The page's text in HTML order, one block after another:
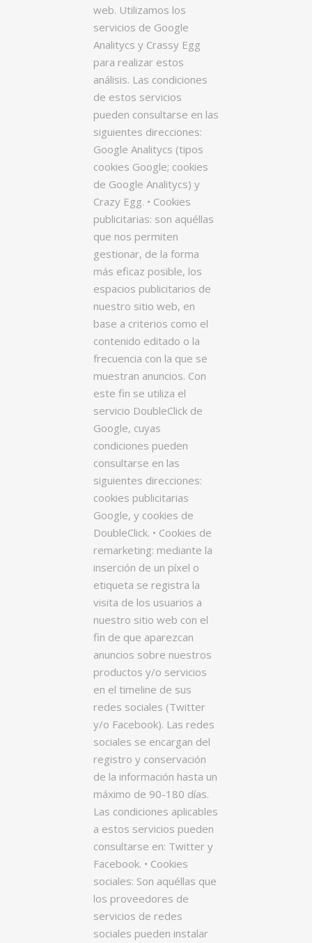
web. Utilizamos los
servicios de Google
Analitycs y Crassy Egg
para realizar estos
análisis. Las condiciones
de estos servicios
pueden consultarse en las
siguientes direcciones:
Google Analitycs (tipos
cookies Google; cookies
de Google Analitycs) y
Crazy Egg. • Cookies
publicitarias: son aquéllas
que nos permiten
gestionar, de la forma
más eficaz posible, los
espacios publicitarios de
nuestro sitio web, en
base a criterios como el
contenido editado o la
frecuencia con la que se
muestran anuncios. Con
este fin se utiliza el
servicio DoubleClick de
Google, cuyas
condiciones pueden
consultarse en las
siguientes direcciones:
cookies publicitarias
Google, y cookies de
DoubleClick. • Cookies de
remarketing: mediante la
inserción de un píxel o
etiqueta se registra la
visita de los usuarios a
nuestro sitio web con el
fin de que aparezcan
anuncios sobre nuestros
productos y/o servicios
en el timeline de sus
redes sociales (Twitter
y/o Facebook). Las redes
sociales se encargan del
registro y conservación
de la información hasta un
máximo de 90-180 días.
Las condiciones aplicables
a estos servicios pueden
consultarse en: Twitter y
Facebook. • Cookies
sociales: Son aquéllas que
los proveedores de
servicios de redes
sociales pueden instalar